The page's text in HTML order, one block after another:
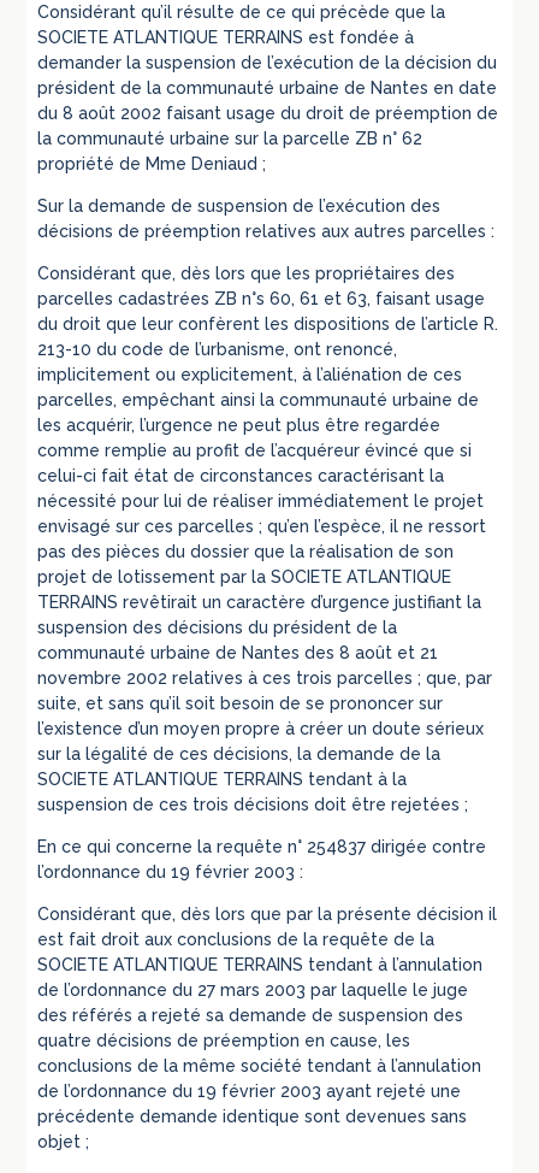
Considérant qu’il résulte de ce qui précède que la
SOCIETE ATLANTIQUE TERRAINS est fondée à
demander la suspension de l’exécution de la décision du
président de la communauté urbaine de Nantes en date
du 8 août 2002 faisant usage du droit de préemption de
la communauté urbaine sur la parcelle ZB n° 62
propriété de Mme Deniaud ;
Sur la demande de suspension de l’exécution des
décisions de préemption relatives aux autres parcelles :
Considérant que, dès lors que les propriétaires des
parcelles cadastrées ZB n°s 60, 61 et 63, faisant usage
du droit que leur confèrent les dispositions de l’article R.
213-10 du code de l’urbanisme, ont renoncé,
implicitement ou explicitement, à l’aliénation de ces
parcelles, empêchant ainsi la communauté urbaine de
les acquérir, l’urgence ne peut plus être regardée
comme remplie au profit de l’acquéreur évincé que si
celui-ci fait état de circonstances caractérisant la
nécessité pour lui de réaliser immédiatement le projet
envisagé sur ces parcelles ; qu’en l’espèce, il ne ressort
pas des pièces du dossier que la réalisation de son
projet de lotissement par la SOCIETE ATLANTIQUE
TERRAINS revêtirait un caractère d’urgence justifiant la
suspension des décisions du président de la
communauté urbaine de Nantes des 8 août et 21
novembre 2002 relatives à ces trois parcelles ; que, par
suite, et sans qu’il soit besoin de se prononcer sur
l’existence d’un moyen propre à créer un doute sérieux
sur la légalité de ces décisions, la demande de la
SOCIETE ATLANTIQUE TERRAINS tendant à la
suspension de ces trois décisions doit être rejetées ;
En ce qui concerne la requête n° 254837 dirigée contre
l’ordonnance du 19 février 2003 :
Considérant que, dès lors que par la présente décision il
est fait droit aux conclusions de la requête de la
SOCIETE ATLANTIQUE TERRAINS tendant à l’annulation
de l’ordonnance du 27 mars 2003 par laquelle le juge
des référés a rejeté sa demande de suspension des
quatre décisions de préemption en cause, les
conclusions de la même société tendant à l’annulation
de l’ordonnance du 19 février 2003 ayant rejeté une
précédente demande identique sont devenues sans
objet ;